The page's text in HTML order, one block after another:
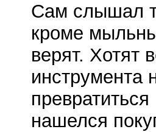
Сам слышал
кроме
верят. Хотят
инструмента
нашелся